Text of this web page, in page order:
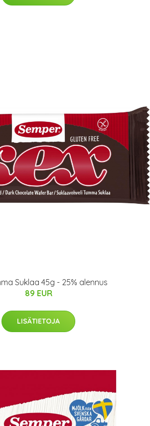
Suklaa 45g - 25% alennus
89 EUR
LISÄTIETOJA